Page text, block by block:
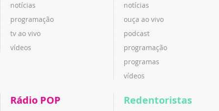
notícias
programação
tv ao vivo
vídeos
notícias
ouça ao vivo
podcast
programação
programas
vídeos
Rádio POP Redentoristas